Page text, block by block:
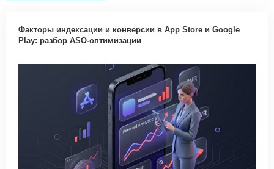
Факторы индексации и конверсии в App Store и Google
Play: разбор ASO-оптимизации